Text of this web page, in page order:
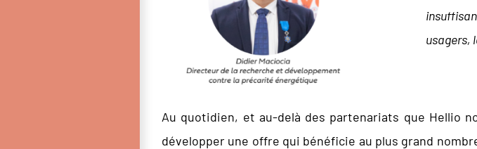
usagers,
Au quotidien, et au-delà des partenariats que Hellio
développer une offre qui bénéficie au plus grand